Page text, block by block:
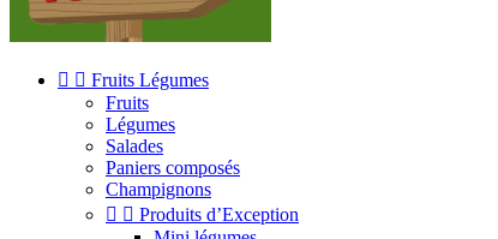
  Fruits Légumes
Fruits
Légumes
Salades
Paniers composés
Champignons
  Produits d’Exception